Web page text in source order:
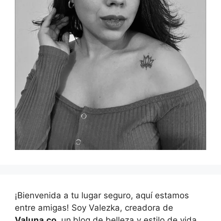
¡Bienvenida a tu lugar seguro, aquí estamos
entre amigas! Soy Valezka, creadora de